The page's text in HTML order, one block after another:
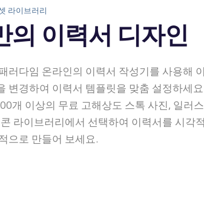
라이브러리
의 이력서 디자인
러다임 온라인의 이력서 작성기를 사용해
변경하여 이력서 템플릿을 맞춤 설정하세
개 이상의 무료 고해상도 스톡 사진, 일러
라이브러리에서 선택하여 이력서를 시각
으로 만들어 보세요.